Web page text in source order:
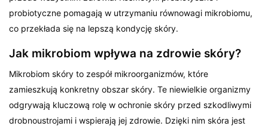
probiotyczne pomagają w utrzymaniu równowagi mikrobiomu,
co przekłada się na lepszą kondycję skóry.
Jak mikrobiom wpływa na zdrowie skóry?
Mikrobiom skóry to zespół mikroorganizmów, które
zamieszkują konkretny obszar skóry. Te niewielkie organizmy
odgrywają kluczową rolę w ochronie skóry przed szkodliwymi
drobnoustrojami i wspierają jej zdrowie. Dzięki nim skóra jest